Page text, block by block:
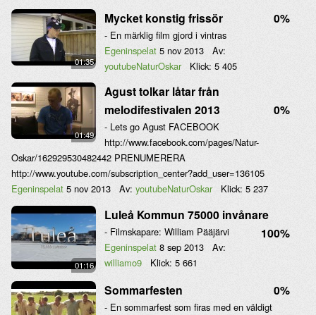
01:35
Mycket konstig frissör 0%
- En märklig film gjord i vintras
Egeninspelat 5 nov 2013
Av:
youtubeNaturOskar
Klick: 5 405
01:49
Agust tolkar låtar från
melodifestivalen 2013
0%
- Lets go Agust FACEBOOK
http://www.facebook.com/pages/Natur-
Oskar/162929530482442 PRENUMERERA
http://www.youtube.com/subscription_center?add_user=136105
Egeninspelat 5 nov 2013 Av: youtubeNaturOskar Klick: 5 237
01:16
Luleå Kommun 75000 invånare
100%
- Filmskapare: William Pääjärvi
Egeninspelat 8 sep 2013
Av:
williamo9
Klick: 5 661
Sommarfesten 0%
- En sommarfest som firas med en väldigt